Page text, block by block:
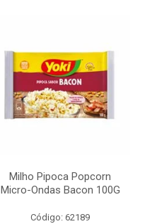
Milho Pipoca Popcorn
Micro-Ondas Bacon 100G
Código: 62189